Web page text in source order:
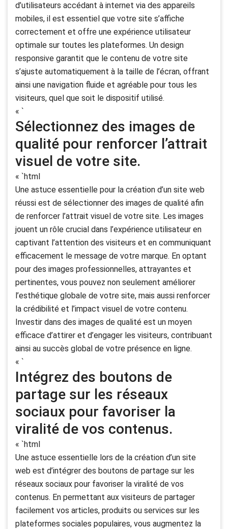
d’utilisateurs accédant à internet via des appareils
mobiles, il est essentiel que votre site s’affiche
correctement et offre une expérience utilisateur
optimale sur toutes les plateformes. Un design
responsive garantit que le contenu de votre site
s’ajuste automatiquement à la taille de l’écran, offrant
ainsi une navigation fluide et agréable pour tous les
visiteurs, quel que soit le dispositif utilisé.
« `
Sélectionnez des images de
qualité pour renforcer l’attrait
visuel de votre site.
« `html
Une astuce essentielle pour la création d’un site web
réussi est de sélectionner des images de qualité afin
de renforcer l’attrait visuel de votre site. Les images
jouent un rôle crucial dans l’expérience utilisateur en
captivant l’attention des visiteurs et en communiquant
efficacement le message de votre marque. En optant
pour des images professionnelles, attrayantes et
pertinentes, vous pouvez non seulement améliorer
l’esthétique globale de votre site, mais aussi renforcer
la crédibilité et l’impact visuel de votre contenu.
Investir dans des images de qualité est un moyen
efficace d’attirer et d’engager les visiteurs, contribuant
ainsi au succès global de votre présence en ligne.
« `
Intégrez des boutons de
partage sur les réseaux
sociaux pour favoriser la
viralité de vos contenus.
« `html
Une astuce essentielle lors de la création d’un site
web est d’intégrer des boutons de partage sur les
réseaux sociaux pour favoriser la viralité de vos
contenus. En permettant aux visiteurs de partager
facilement vos articles, produits ou services sur les
plateformes sociales populaires, vous augmentez la